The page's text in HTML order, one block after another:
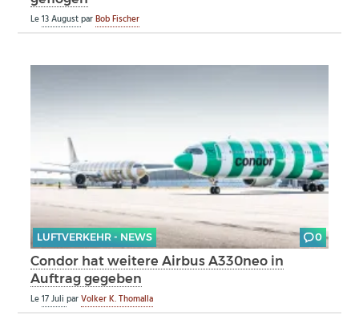
Le13 AugustparBob Fischer
LUFTVERKEHR - NEWS 0
Condor hat weitere Airbus A330neo in
Auftrag gegeben
Le17 JuliparVolker K. Thomalla